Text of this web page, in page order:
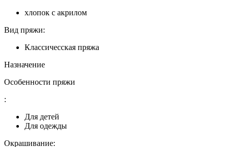
хлопок с акрилом
Вид пряжи:
Классичесская пряжа
Назначение
Особенности пряжи
:
Для детей
Для одежды
Окрашивание: